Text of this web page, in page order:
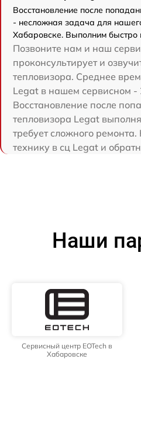
Восстановление после
- несложная задача для
Хабаровске. Выполним быстро
Позвоните нам и наш
проконсультирует и
тепловизора. Среднее
Legat в нашем сервисном -
Восстановление после
тепловизора Legat
требует сложного
технику в сц Legat и
Наши
Сервисный центр EOTech в
Хабаровске